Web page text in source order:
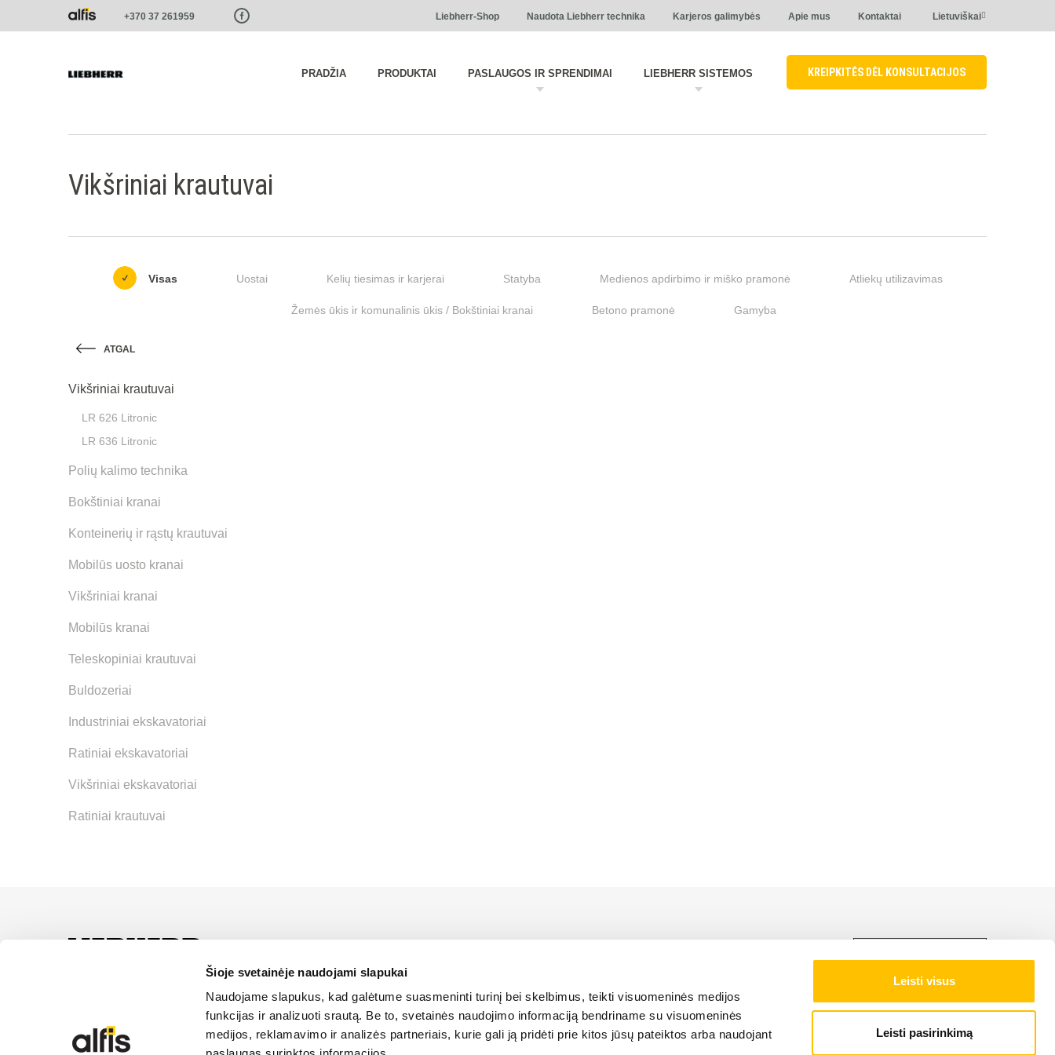
Šioje svetainėje naudojami slapukai
Naudojame slapukus, kad galėtume suasmeninti turinį bei skelbimus, teikti visuomeninės medijos
funkcijas ir analizuoti srautą. Be to, svetainės naudojimo informaciją bendriname su visuomeninės
medijos, reklamavimo ir analizės partneriais, kurie gali ją pridėti prie kitos jūsų pateiktos arba naudojant
Leisti visus
Leisti pasirinkimą
Paste this code as high in the of the page as possible:
+370 37 261959 Liebherr-Shop Naudota Liebherr technika Karjeros galimybės Apie mus Kontaktai Lietuviškai
PRADŽIA PRODUKTAI PASLAUGOS IR SPRENDIMAI LIEBHERR SISTEMOS KREIPKITĖS DĖL KONSULTACIJOS
Vikšriniai krautuvai
Visas Uostai Kelių tiesimas ir karjerai Statyba Medienos apdirbimo ir miško pramonė Atliekų utilizavimas
Žemės ūkis ir komunalinis ūkis / Bokštiniai kranai Betono pramonė Gamyba
ATGAL
Vikšriniai krautuvai
LR 626 Litronic
LR 636 Litronic
Polių kalimo technika
Bokštiniai kranai
Konteinerių ir rąstų krautuvai
Mobilūs uosto kranai
Vikšriniai kranai
Mobilūs kranai
Teleskopiniai krautuvai
Buldozeriai
Industriniai ekskavatoriai
Ratiniai ekskavatoriai
Vikšriniai ekskavatoriai
Ratiniai krautuvai
paslaugas ir sprendimus Lietuvos teritorijoje.
SLAPUKŲ POLITIKA